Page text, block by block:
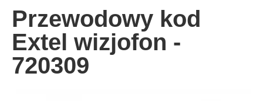
Przewodowy kod
Extel wizjofon -
720309